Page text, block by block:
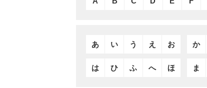
あ い う え お か
は ひ ふ へ ほ ま